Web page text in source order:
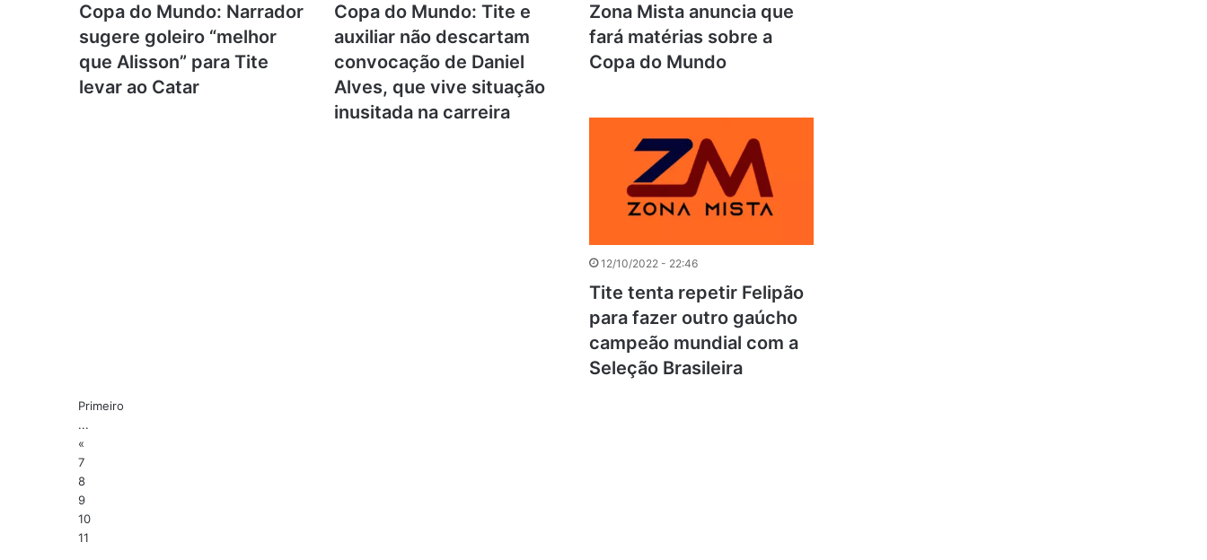
Copa do Mundo: Narrador
sugere goleiro “melhor
que Alisson” para Tite
levar ao Catar
Copa do Mundo: Tite e
auxiliar não descartam
convocação de Daniel
Alves, que vive situação
inusitada na carreira
Zona Mista anuncia que
fará matérias sobre a
Copa do Mundo
12/10/2022 - 22:46
Tite tenta repetir Felipão
para fazer outro gaúcho
campeão mundial com a
Seleção Brasileira
Primeiro
...
«
7
8
9
10
11